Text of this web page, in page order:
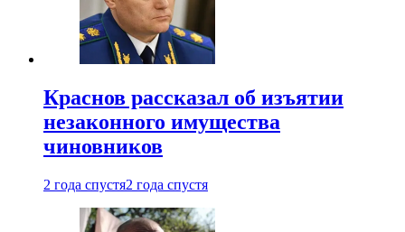
Краснов рассказал об изъятии
незаконного имущества
чиновников
2 года спустя2 года спустя